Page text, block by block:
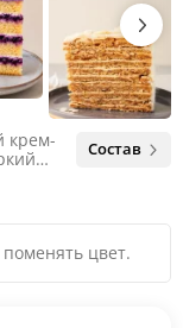
крем-
не
Состав